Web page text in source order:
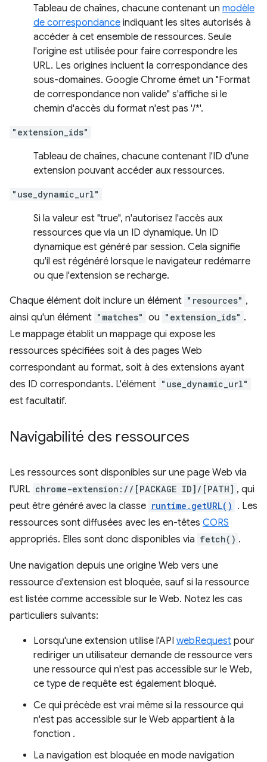
Tableau de chaînes, chacune contenant un modèle
de correspondance indiquant les sites autorisés à
accéder à cet ensemble de ressources. Seule
l'origine est utilisée pour faire correspondre les
URL. Les origines incluent la correspondance des
sous-domaines. Google Chrome émet un "Format
de correspondance non valide" s'affiche si le
chemin d'accès du format n'est pas '/*'.
"extension_ids"
Tableau de chaînes, chacune contenant l'ID d'une
extension pouvant accéder aux ressources.
"use_dynamic_url"
Si la valeur est "true", n'autorisez l'accès aux
ressources que via un ID dynamique. Un ID
dynamique est généré par session. Cela signifie
qu'il est régénéré lorsque le navigateur redémarre
ou que l'extension se recharge.
Chaque élément doit inclure un élément "resources" ,
ainsi qu'un élément "matches" ou "extension_ids" .
Le mappage établit un mappage qui expose les
ressources spécifiées soit à des pages Web
correspondant au format, soit à des extensions ayant
des ID correspondants. L'élément "use_dynamic_url"
est facultatif.
Navigabilité des ressources
Les ressources sont disponibles sur une page Web via
l'URL chrome-extension://[PACKAGE ID]/[PATH] , qui
peut être généré avec la classe runtime.getURL() . Les
ressources sont diffusées avec les en-têtes CORS
appropriés. Elles sont donc disponibles via fetch() .
Une navigation depuis une origine Web vers une
ressource d'extension est bloquée, sauf si la ressource
est listée comme accessible sur le Web. Notez les cas
particuliers suivants:
Lorsqu'une extension utilise l'API webRequest pour
rediriger un utilisateur demande de ressource vers
une ressource qui n'est pas accessible sur le Web,
ce type de requête est également bloqué.
Ce qui précède est vrai même si la ressource qui
n'est pas accessible sur le Web appartient à la
fonction .
La navigation est bloquée en mode navigation